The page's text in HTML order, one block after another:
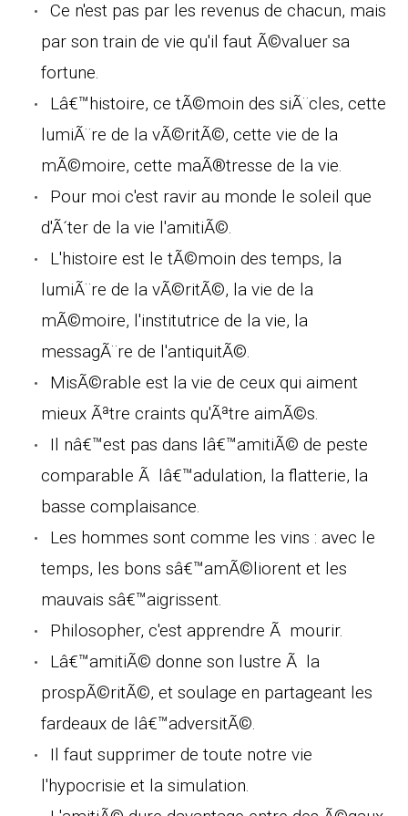
Ce n'est pas par les revenus de chacun, mais
par son train de vie qu'il faut Ã©valuer sa
fortune.
Lâ€™histoire, ce tÃ©moin des siÃ¨cles, cette
lumiÃ¨re de la vÃ©ritÃ©, cette vie de la
mÃ©moire, cette maÃ®tresse de la vie.
Pour moi c'est ravir au monde le soleil que
d'Ã´ter de la vie l'amitiÃ©.
L'histoire est le tÃ©moin des temps, la
lumiÃ¨re de la vÃ©ritÃ©, la vie de la
mÃ©moire, l'institutrice de la vie, la
messagÃ¨re de l'antiquitÃ©.
MisÃ©rable est la vie de ceux qui aiment
mieux Ãªtre craints qu'Ãªtre aimÃ©s.
Il nâ€™est pas dans lâ€™amitiÃ© de peste
comparable Ã lâ€™adulation, la flatterie, la
basse complaisance.
Les hommes sont comme les vins : avec le
temps, les bons sâ€™amÃ©liorent et les
mauvais sâ€™aigrissent.
Philosopher, c'est apprendre Ã mourir.
Lâ€™amitiÃ© donne son lustre Ã la
prospÃ©ritÃ©, et soulage en partageant les
fardeaux de lâ€™adversitÃ©.
Il faut supprimer de toute notre vie
l'hypocrisie et la simulation.